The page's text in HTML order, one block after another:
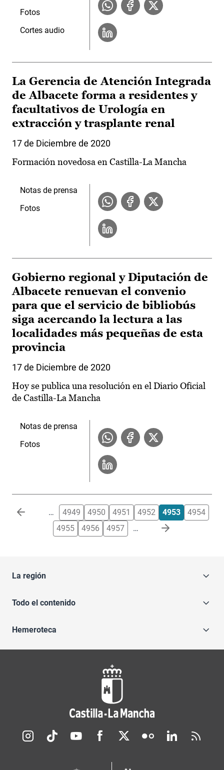
Fotos
Cortes audio
La Gerencia de Atención Integrada
de Albacete forma a residentes y
facultativos de Urología en
extracción y trasplante renal
17 de Diciembre de 2020
Formación novedosa en Castilla-La Mancha
Notas de prensa
Fotos
Gobierno regional y Diputación de
Albacete renuevan el convenio
para que el servicio de bibliobús
siga acercando la lectura a las
localidades más pequeñas de esta
provincia
17 de Diciembre de 2020
Hoy se publica una resolución en el Diario Oficial
de Castilla-La Mancha
Notas de prensa
Fotos
Paginación … 4949 4950 4951 4952 4953
4954
4955
4956 4957 …
La región
Todo el contenido
Hemeroteca
Redes sociales JCCM